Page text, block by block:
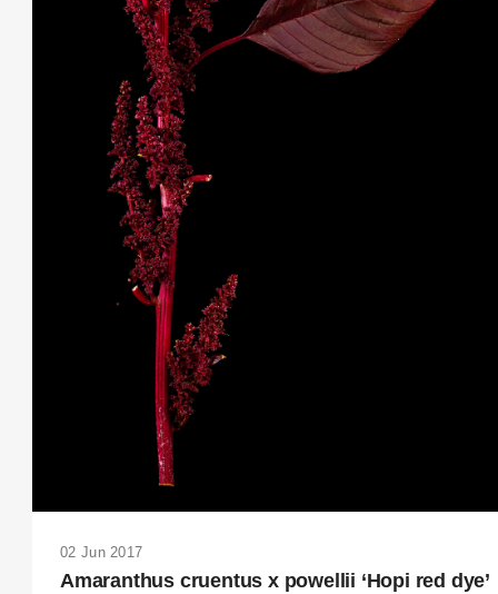
02 Jun 2017
Amaranthus cruentus x powellii ‘Hopi red dye’